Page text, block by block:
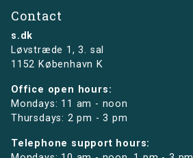
Contact
s.dk
Løvstræde 1,3. sal
1152 København K
Office open hours:
Mondays: 11 am - noon
Thursdays: 2 pm - 3 pm
Telephone support hours: